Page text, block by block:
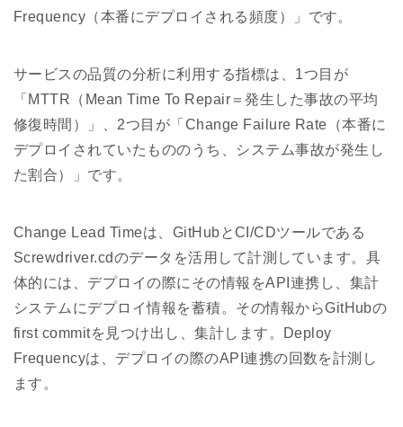
Frequency（本番にデプロイされる頻度）」です。
サービスの品質の分析に利用する指標は、1つ目が
「MTTR（Mean Time To Repair＝発生した事故の平均
修復時間）」、2つ目が「Change Failure Rate（本番に
デプロイされていたもののうち、システム事故が発生し
た割合）」です。
Change Lead Timeは、GitHubとCI/CDツールである
Screwdriver.cdのデータを活用して計測しています。具
体的には、デプロイの際にその情報をAPI連携し、集計
システムにデプロイ情報を蓄積。その情報からGitHubの
first commitを見つけ出し、集計します。Deploy
Frequencyは、デプロイの際のAPI連携の回数を計測し
ます。